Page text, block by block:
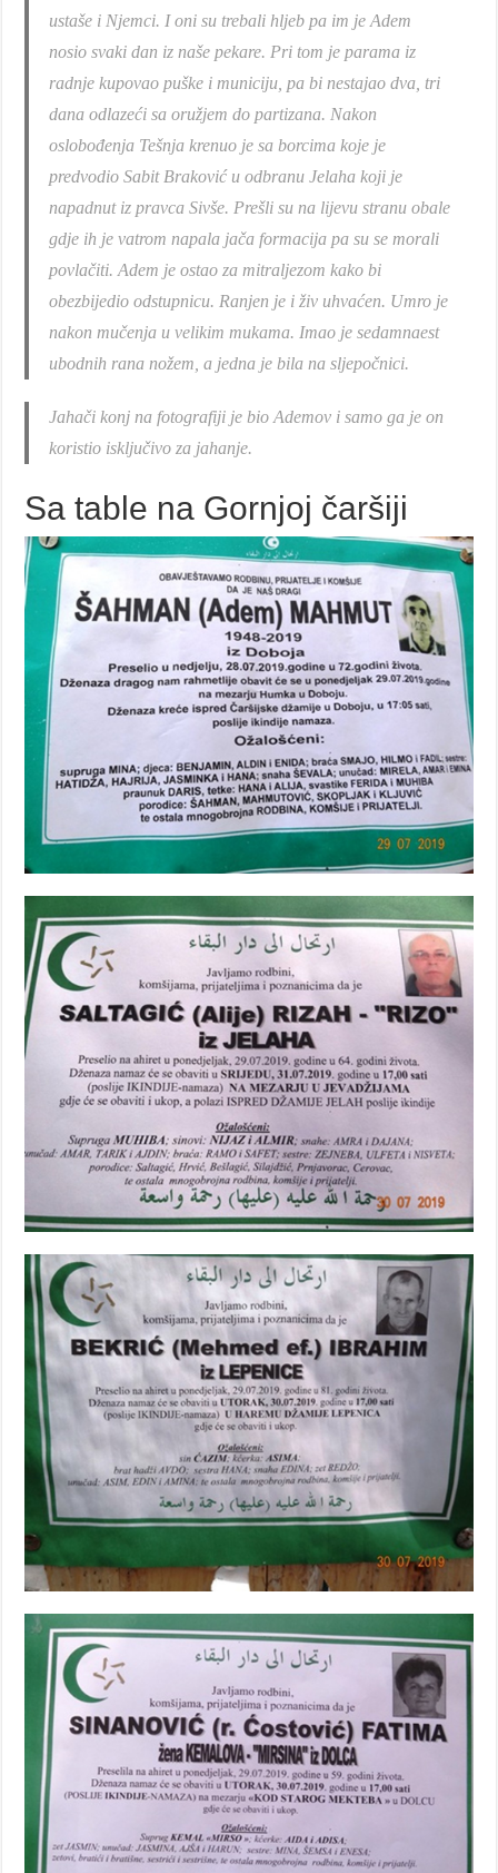
ustaše i Njemci. I oni su trebali hljeb pa im je Adem
nosio svaki dan iz naše pekare. Pri tom je parama iz
radnje kupovao puške i municiju, pa bi nestajao dva, tri
dana odlazeći sa oružjem do partizana. Nakon
oslobođenja Tešnja krenuo je sa borcima koje je
predvodio Sabit Braković u odbranu Jelaha koji je
napadnut iz pravca Sivše. Prešli su na lijevu stranu obale
gdje ih je vatrom napala jača formacija pa su se morali
povlačiti. Adem je ostao za mitraljezom kako bi
obezbijedio odstupnicu. Ranjen je i živ uhvaćen. Umro je
nakon mučenja u velikim mukama. Imao je sedamnaest
ubodnih rana nožem, a jedna je bila na sljepočnici.
Jahači konj na fotografiji je bio Ademov i samo ga je on
koristio isključivo za jahanje.
Sa table na Gornjoj čaršiji